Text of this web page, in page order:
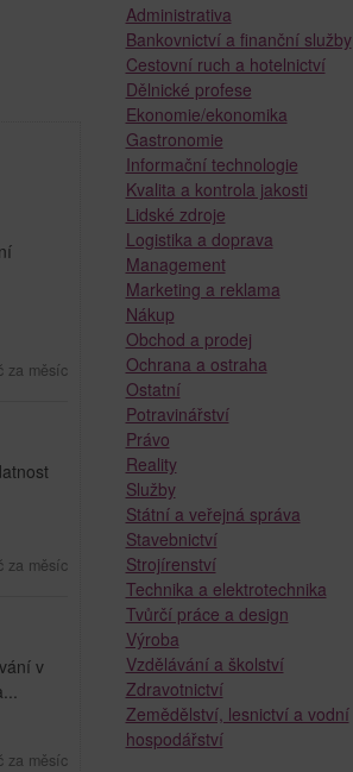
za měsíc
za měsíc
v
za měsíc
Administrativa
Bankovnictví a finanční služby
Cestovní ruch a hotelnictví
Dělnické profese
Ekonomie/ekonomika
Gastronomie
Informační technologie
Kvalita a kontrola jakosti
Lidské zdroje
Logistika a doprava
Management
Marketing a reklama
Nákup
Obchod a prodej
Ochrana a ostraha
Ostatní
Potravinářství
Právo
Reality
Služby
Státní a veřejná správa
Stavebnictví
Strojírenství
Technika a elektrotechnika
Tvůrčí práce a design
Výroba
Vzdělávání a školství
Zdravotnictví
Zemědělství, lesnictví a vodní
hospodářství